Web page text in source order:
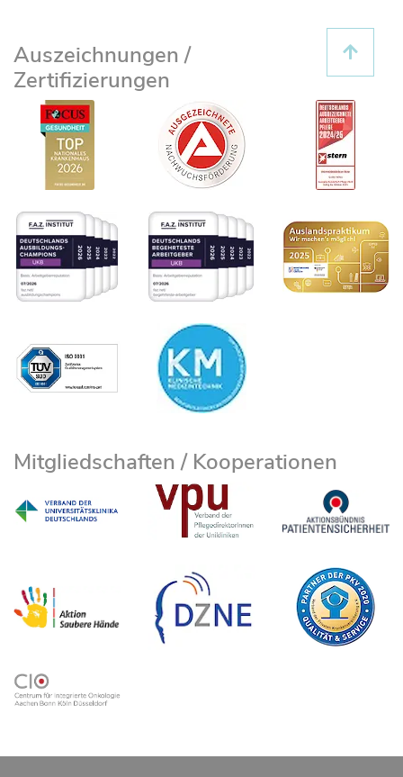
Auszeichnungen /
Zertifizierungen
Mitgliedschaften / Kooperationen